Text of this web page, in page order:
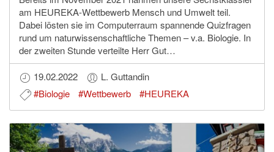
am HEUREKA-Wettbewerb Mensch und Umwelt teil.
Dabei lösten sie im Computerraum spannende Quizfragen
rund um naturwissenschaftliche Themen – v.a. Biologie. In
der zweiten Stunde verteilte Herr Gut…
19.02.2022
L. Guttandin
#Biologie
#Wettbewerb #HEUREKA